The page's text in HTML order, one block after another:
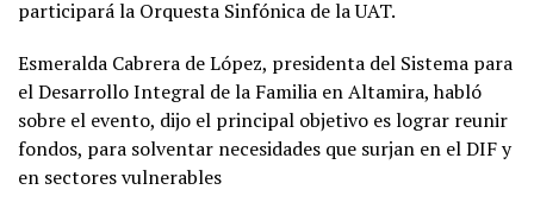
participará la Orquesta Sinfónica de la UAT.
Esmeralda Cabrera de López, presidenta del Sistema para
el Desarrollo Integral de la Familia en Altamira, habló
sobre el evento, dijo el principal objetivo es lograr reunir
fondos, para solventar necesidades que surjan en el DIF y
en sectores vulnerables